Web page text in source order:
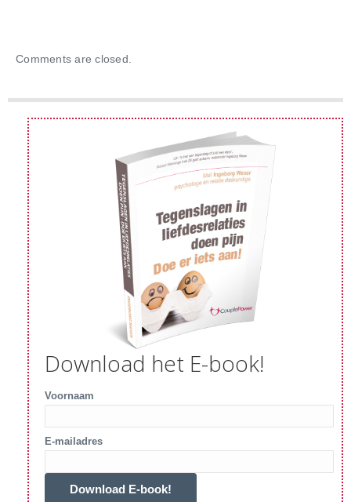
Comments are closed.
Download het E-book!
Voornaam
E-mailadres